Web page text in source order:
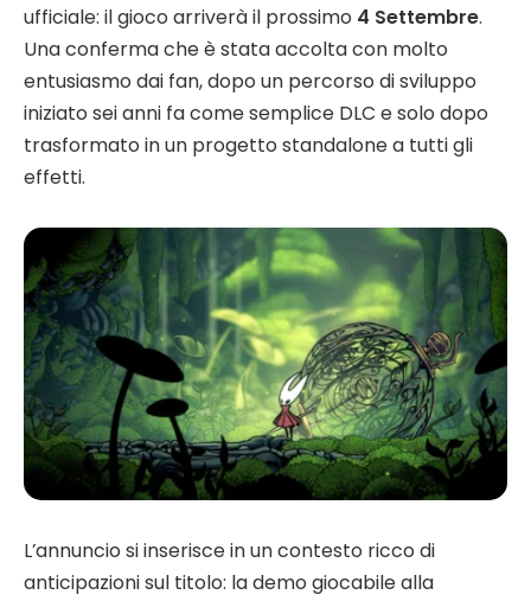
ufficiale: il gioco arriverà il prossimo 4 Settembre.
Una conferma che è stata accolta con molto
entusiasmo dai fan, dopo un percorso di sviluppo
iniziato sei anni fa come semplice DLC e solo dopo
trasformato in un progetto standalone a tutti gli
effetti.
L’annuncio si inserisce in un contesto ricco di
anticipazioni sul titolo: la demo giocabile alla